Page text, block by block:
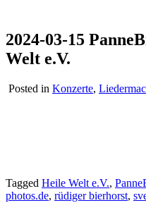
2024-03-15
Welt e.V.
Posted in Konzerte,
Tagged Heile Welt e.V.,
photos.de, rüdiger bierhorst,